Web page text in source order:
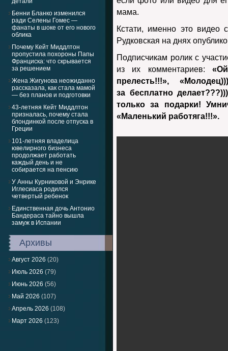
Бенни Бланко изменился
ради Селены Гомес —
фанаты в шоке от его нового
облика
Почему Кейт Миддлтон
пропустила похороны Папы
Франциска: что скрывается
за решением
Жена Жигунова неожиданно
рассказала, как стала мамой
— без планов и подготовки
43-летняя Кейт Миддлтон
призналась, почему стала
блондинкой после отпуска в
Греции
101-летняя владелица
ювелирного бизнеса
продолжает работать
каждый день и не
собирается на пенсию
У Анны Курниковой и Энрике
Иглесиаса родился
четвертый ребенок
Единственная дочь Антонио
Бандераса тайно вышла
замуж в Испании
Архивы
Август 2026 (20)
Июль 2026 (79)
Июнь 2026 (56)
Май 2026 (107)
Апрель 2026 (108)
Март 2026 (123)
мама.
Кстати, именно это видео
Рудковская на днях
Подписчикам ролик с
из их комментариев:
прелесть!!!»,
за бесплатно
только за подарки!
«Маленький работяга!!!».